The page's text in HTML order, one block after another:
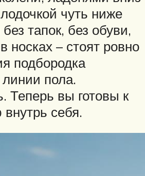
чуть ниже
тапок, без обуви,
носках – стоят ровно
подбородка
пола.
Теперь вы готовы к
себя.